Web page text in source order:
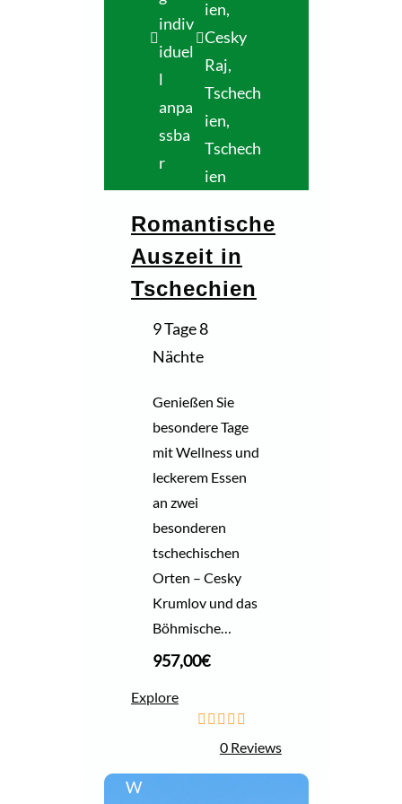
indiv
iduel
l
anpa
ssba
r
ien,
Cesky
Raj,
Tschech
ien,
Tschech
ien
Romantische
Auszeit in
Tschechien
9 Tage 8
Nächte
Genießen Sie
besondere Tage
mit Wellness und
leckerem Essen
an zwei
besonderen
tschechischen
Orten – Cesky
Krumlov und das
Böhmische…
957,00€
Explore
u
0 Reviews
W